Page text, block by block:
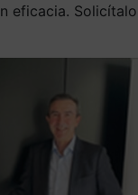
eficacia. Solicítalo